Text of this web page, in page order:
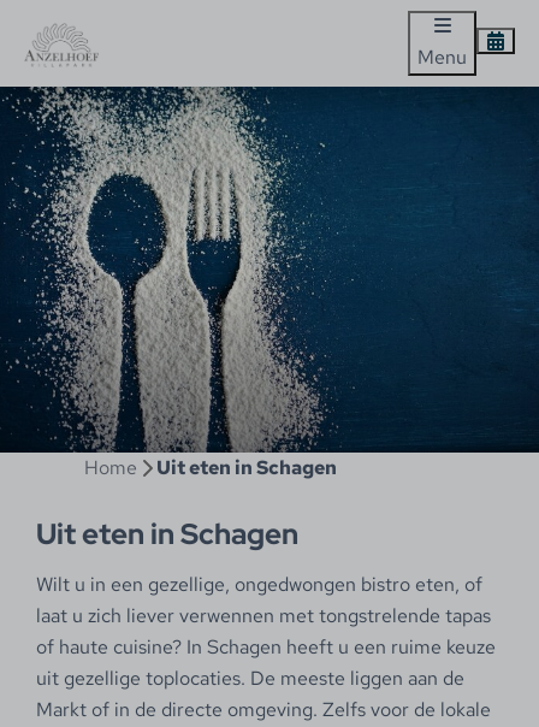
Menu
Home Uit eten in Schagen
Uit eten in Schagen
Wilt u in een gezellige, ongedwongen bistro eten, of
laat u zich liever verwennen met tongstrelende tapas
of haute cuisine? In Schagen heeft u een ruime keuze
uit gezellige toplocaties. De meeste liggen aan de
Markt of in de directe omgeving. Zelfs voor de lokale